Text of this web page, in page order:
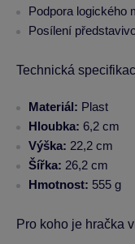
Podpora logického
Posílení
Technická
Materiál: Plast
Hloubka: 6,2 cm
Výška: 22,2 cm
Šířka: 26,2 cm
Hmotnost: 555 g
Pro koho je hračka